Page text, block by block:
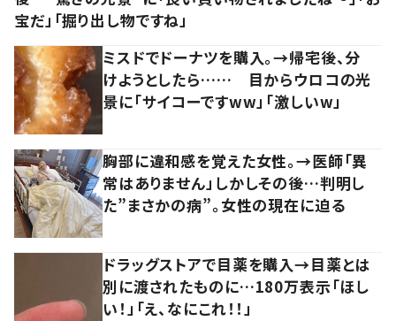
宝だ」「掘り出し物ですね」
ミスドでドーナツを購入。→帰宅後、分
けようとしたら…… 目からウロコの光
景に「サイコーですww」「激しいw」
胸部に違和感を覚えた女性。→医師「異
常はありません」しかしその後…判明し
た”まさかの病”。女性の現在に迫る
ドラッグストアで目薬を購入→目薬とは
別に渡されたものに…180万表示「ほし
い！」「え、なにこれ！！」